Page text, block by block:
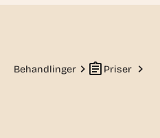
Behandlinger Priser